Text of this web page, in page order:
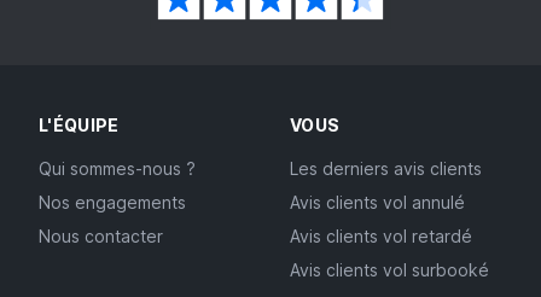
L'ÉQUIPE
Qui sommes-nous ?
Nos engagements
Nous contacter
VOUS
Les derniers avis clients
Avis clients vol annulé
Avis clients vol retardé
Avis clients vol surbooké